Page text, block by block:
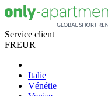
Service client
FREUR
Italie
Vénétie